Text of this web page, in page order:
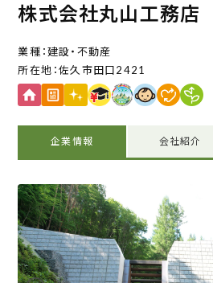
株式会社丸山工務店
建設・不動産
佐久市田口2421
企業情報 会社紹介